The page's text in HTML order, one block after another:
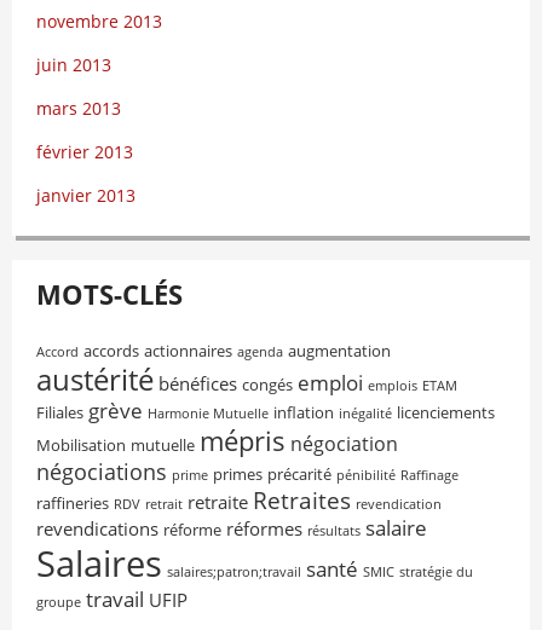
novembre 2013
juin 2013
mars 2013
février 2013
janvier 2013
MOTS-CLÉS
Accord accords actionnaires agenda augmentation
austérité bénéfices congés emploi emplois ETAM
Filiales grève Harmonie Mutuelle inflation inégalité licenciements
Mobilisation mutuelle mépris négociation
négociations prime primes précarité pénibilité Raffinage
raffineries RDV retrait retraite Retraites revendication
revendications réforme réformes résultats salaire
Salaires salaires;patron;travail santé SMIC stratégie du
groupe travail UFIP